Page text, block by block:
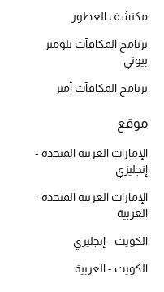
تسوقوا الأحذية
خصومات
جميع مستحضرات الجمال
الجديد في عالم الجمال
الأكثر مبيعاً
العطور
مكتشف العطور
برنامج المكافآت بلوميز
بيوتي
برنامج المكافآت أمبر
موقع
الإمارات العربية المتحدة -
إنجليزي
الإمارات العربية المتحدة -
العربية
الكويت - إنجليزي
الكويت - العربية